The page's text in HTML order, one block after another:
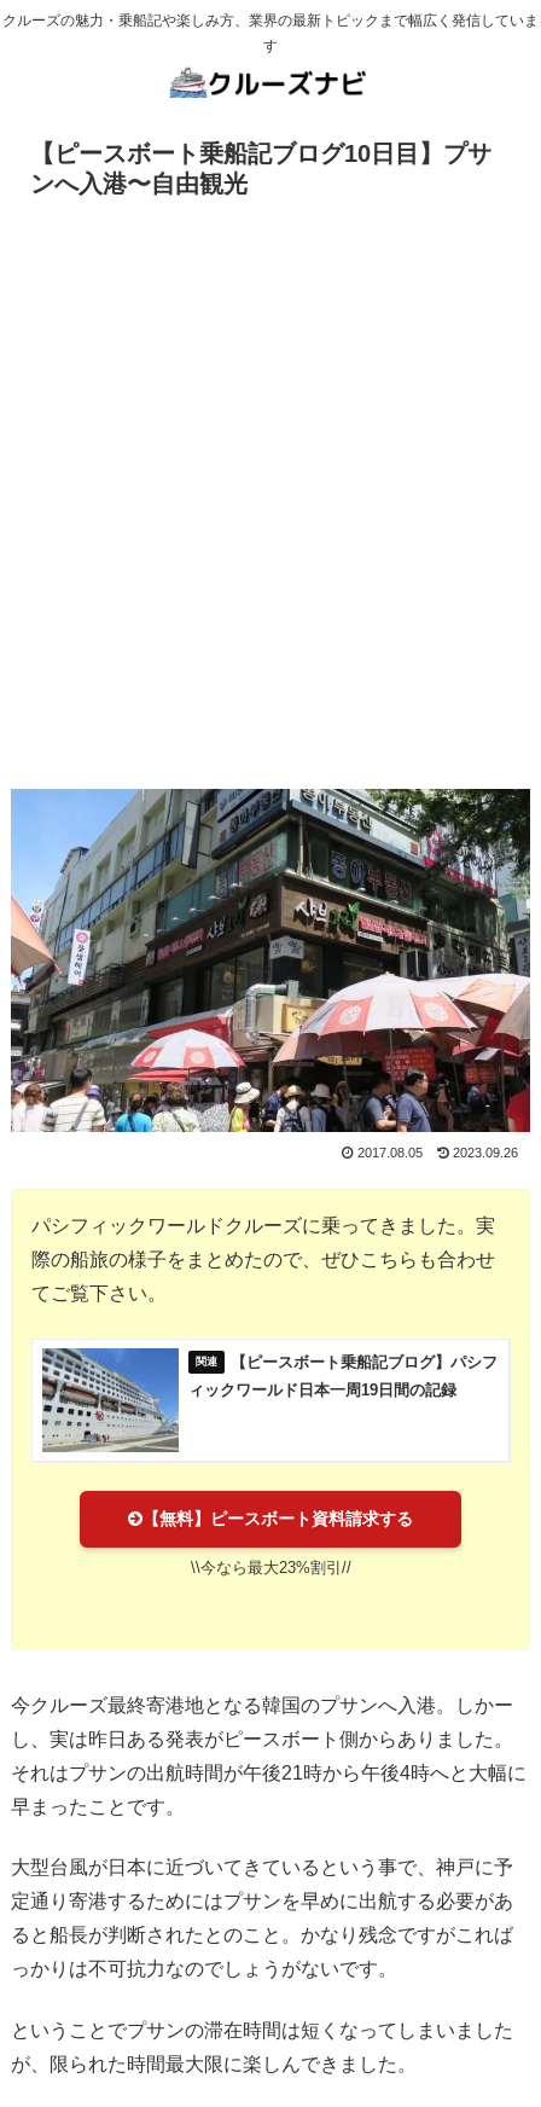
クルーズの魅力・乗船記や楽しみ方、業界の最新トピックまで幅広く発信していま
す
【ピースボート乗船記ブログ10日目】プサ
ンへ入港〜自由観光
2017.08.05 2023.09.26
パシフィックワールドクルーズに乗ってきました。実
際の船旅の様子をまとめたので、ぜひこちらも合わせ
てご覧下さい。
【ピースボート乗船記ブログ】パシフ
ィックワールド日本一周19日間の記録
【無料】ピースボート資料請求する
\\今なら最大23%割引//
今クルーズ最終寄港地となる韓国のプサンへ入港。しかー
し、実は昨日ある発表がピースボート側からありました。
それはプサンの出航時間が午後21時から午後4時へと大幅に
早まったことです。
大型台風が日本に近づいてきているという事で、神戸に予
定通り寄港するためにはプサンを早めに出航する必要があ
ると船長が判断されたとのこと。かなり残念ですがこれば
っかりは不可抗力なのでしょうがないです。
ということでプサンの滞在時間は短くなってしまいました
が、限られた時間最大限に楽しんできました。